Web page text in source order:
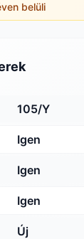
belüli
105/Y
Igen
Igen
Igen
Új